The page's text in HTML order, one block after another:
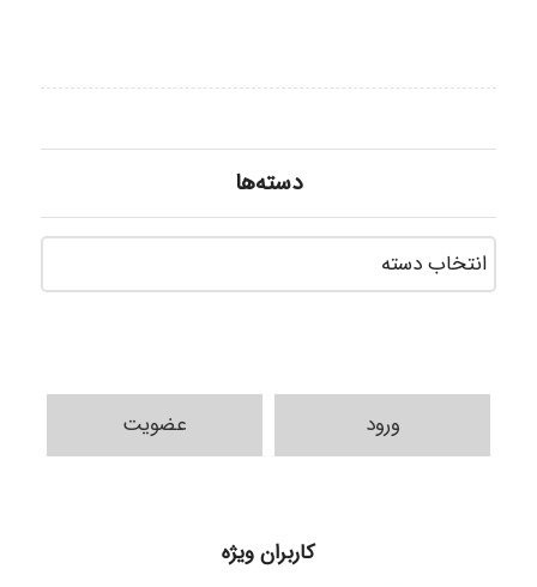
دسته‌ها
ورود عضویت
کاربران ویژه